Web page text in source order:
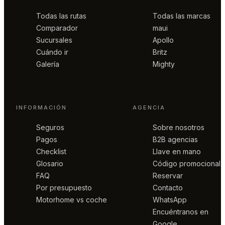
Todas las rutas
Comparador
Sucursales
Cuándo ir
Galería
Todas las marcas
maui
Apollo
Britz
Mighty
INFORMACIÓN
Seguros
Pagos
Checklist
Glosario
FAQ
Por presupuesto
Motorhome vs coche
AGENCIA
Sobre nosotros
B2B agencias
Llave en mano
Código promocional
Reservar
Contacto
WhatsApp
Encuéntranos en